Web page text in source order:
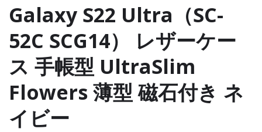
Galaxy S22 Ultra（SC-
52C SCG14） レザーケー
ス 手帳型 UltraSlim
Flowers 薄型 磁石付き ネ
イビー